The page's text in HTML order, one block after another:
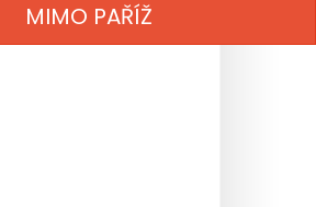
MIMO PAŘÍŽ